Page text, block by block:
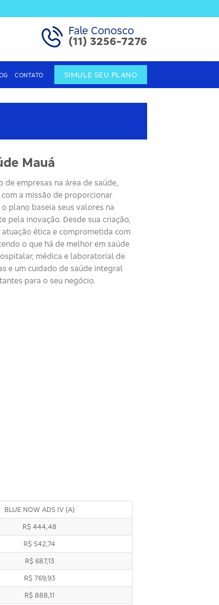
Fale Conosco
(11) 3256-7276
CONTATO SIMULE SEU PLANO
Mauá
empresas na área de saúde,
a missão de proporcionar
plano baseia seus valores na
pela inovação. Desde sua criação,
ética e comprometida com
o que há de melhor em saúde
médica e laboratorial de
e um cuidado de saúde integral
para o seu negócio.
BLUE NOW ADS IV (A)
R$ 444,48
R$ 542,74
R$ 687,13
R$ 769,93
R$ 888,11